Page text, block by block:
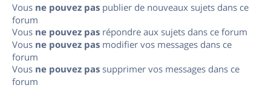
Vous ne pouvez pas publier de nouveaux sujets dans ce
forum
Vous ne pouvez pas répondre aux sujets dans ce forum
Vous ne pouvez pas modifier vos messages dans ce
forum
Vous ne pouvez pas supprimer vos messages dans ce
forum